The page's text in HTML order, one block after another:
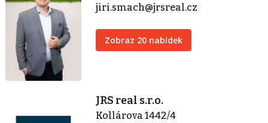
jiri.smach@jrsreal.cz
Zobraz 20 nabídek
JRS real s.r.o.
Kollárova 1442/4